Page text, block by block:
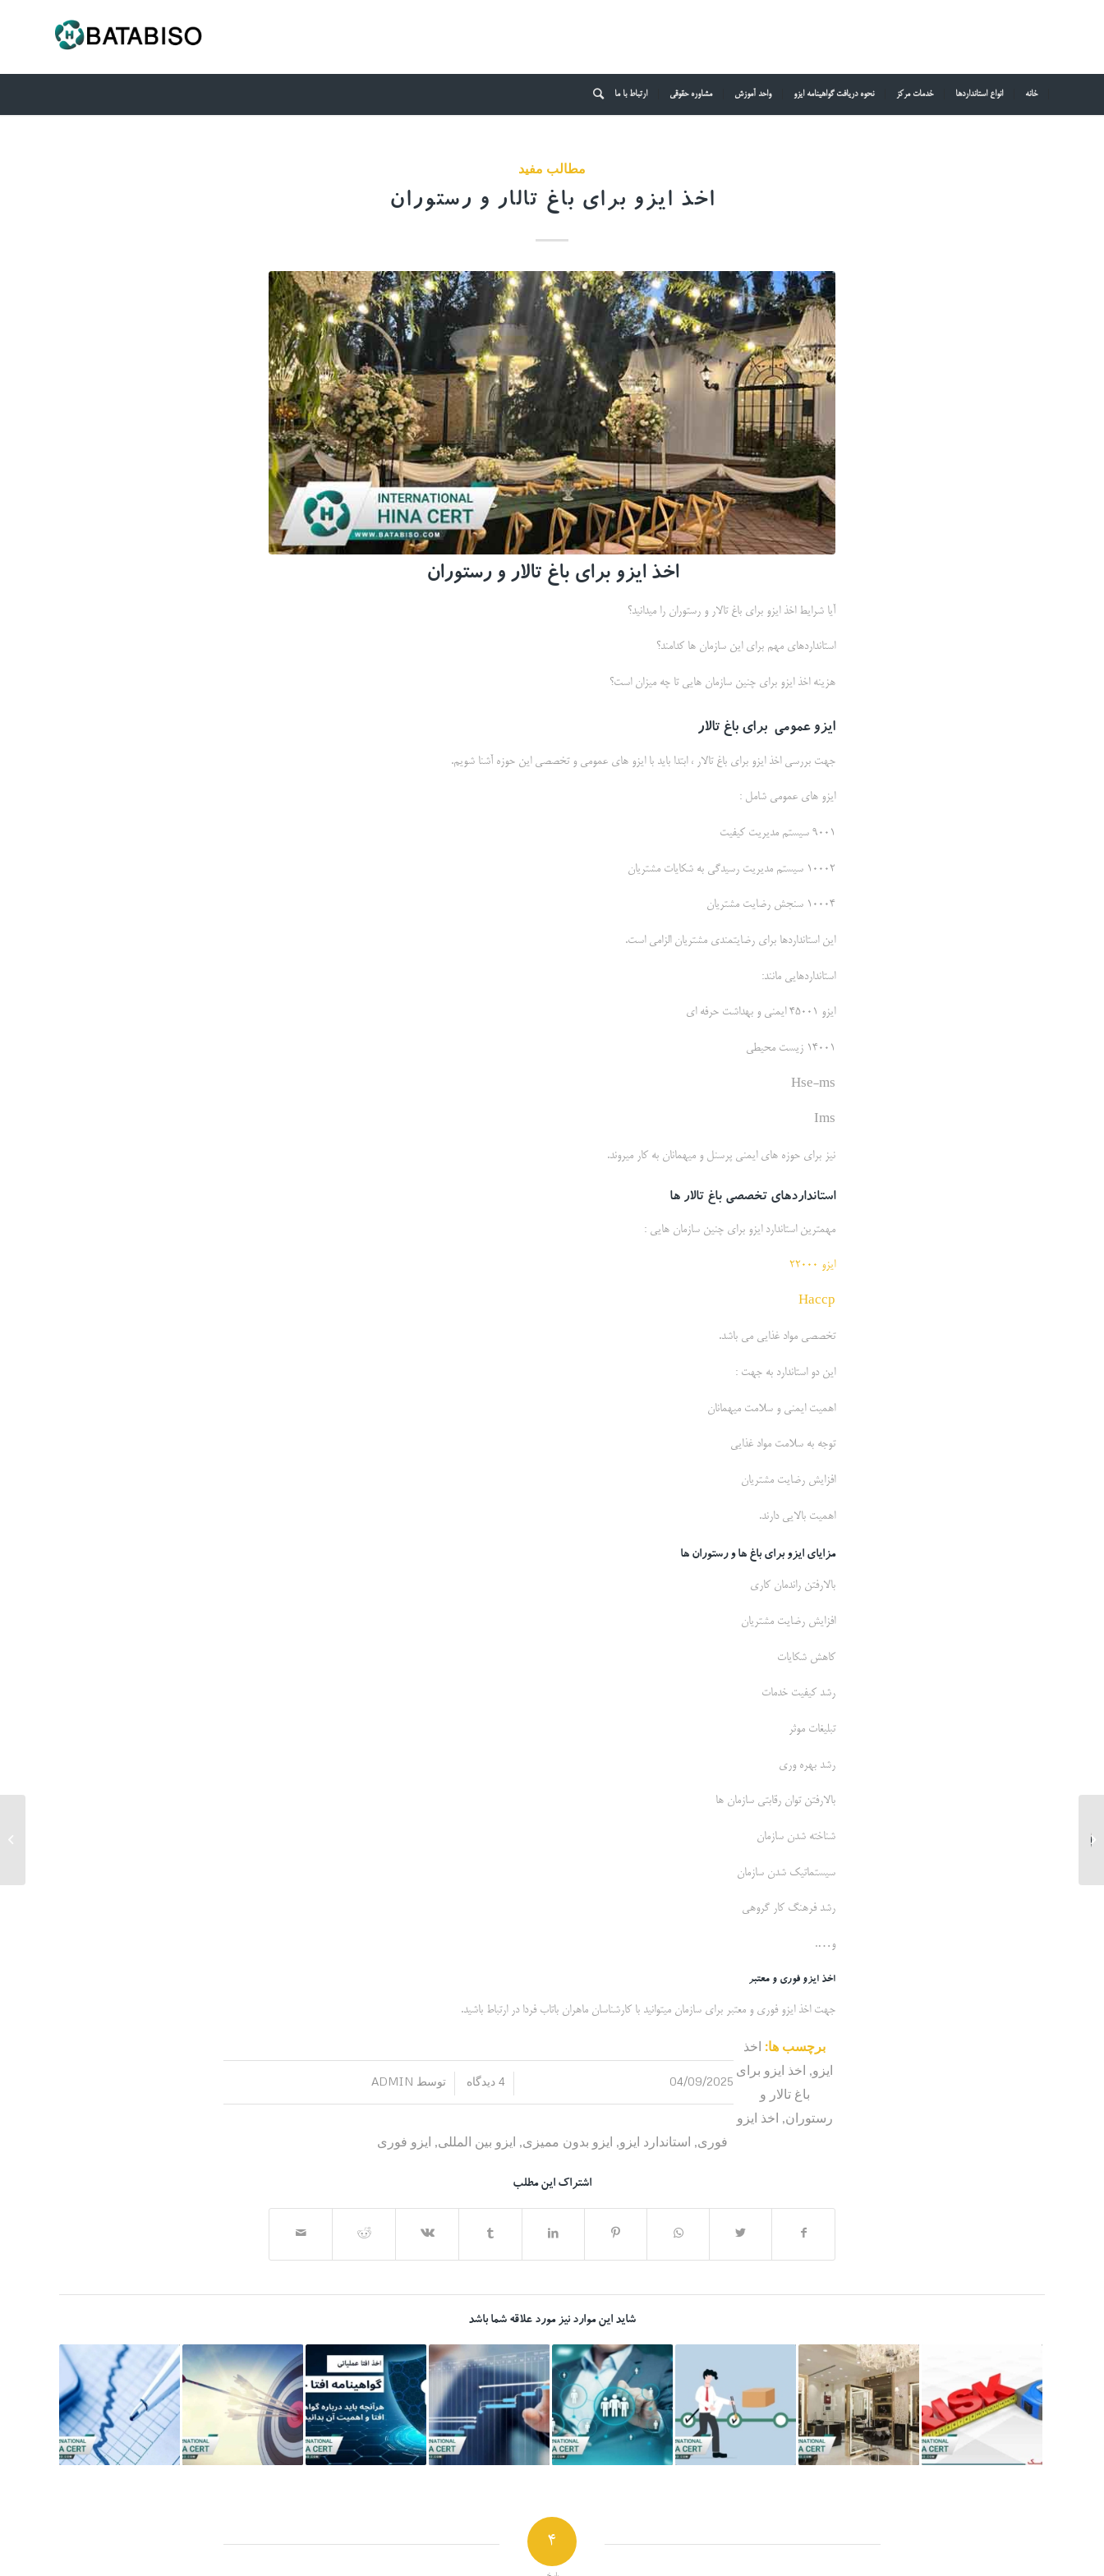
خانه انواع استانداردها خدمات مرکز نحوه دریافت گواهینامه ایزو واحد آموزش مشاوره حقوقی ارتباط با ما
مطالب مفید
اخذ ایزو برای باغ تالار و رستوران
اخذ ایزو برای باغ تالار و رستوران
آیا شرایط اخذ ایزو برای باغ تالار و رستوران را میدانید؟
استانداردهای مهم برای این سازمان ها کدامند؟
هزینه اخذ ایزو برای چنین سازمان هایی تا چه میزان است؟
ایزو عمومی برای باغ تالار
جهت بررسی اخذ ایزو برای باغ تالار ، ابتدا باید با ایزو های عمومی و تخصصی این حوزه آشنا شویم.
ایزو های عمومی شامل :
9001 سیستم مدیریت کیفیت
10002 سیستم مدیریت رسیدگی به شکایات مشتریان
10004 سنجش رضایت مشتریان
این استانداردها برای رضایتمندی مشتریان الزامی است.
استانداردهایی مانند:
ایزو 45001 ایمنی و بهداشت حرفه ای
14001 زیست محیطی
Hse-ms
Ims
نیز برای حوزه های ایمنی پرسنل و میهمانان به کار میروند.
استانداردهای تخصصی باغ تالار ها
مهمترین استاندارد ایزو برای چنین سازمان هایی :
ایزو 22000
Haccp
تخصصی مواد غذایی می باشد.
این دو استاندارد به جهت :
اهمیت ایمنی و سلامت میهمانان
توجه به سلامت مواد غذایی
افزایش رضایت مشتریان
اهمیت بالایی دارند.
مزایای ایزو برای باغ ها و رستوران ها
بالارفتن راندمان کاری
افزایش رضایت مشتریان
کاهش شکایات
رشد کیفیت خدمات
تبلیغات موثر
رشد بهره وری
بالارفتن توان رقابتی سازمان ها
شناخته شدن سازمان
سیستماتیک شدن سازمان
رشد فرهنگ کار گروهی
و….
اخذ ایزو فوری و معتبر
جهت اخذ ایزو فوری و معتبر برای سازمان میتوانید با کارشناسان ماهران باتاب فردا در ارتباط باشید.
04/09/2025 4 دیدگاه توسط ADMIN
برچسب ها: اخذ
ایزو, اخذ ایزو برای
باغ تالار و
رستوران, اخذ ایزو
فوری, استاندارد ایزو, ایزو بدون ممیزی, ایزو بین المللی, ایزو فوری
اشتراک این مطلب
شاید این موارد نیز مورد علاقه شما باشد
4
مزایای اخذ